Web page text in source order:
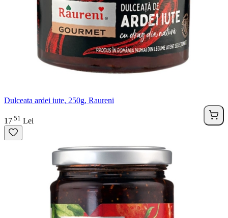
Dulceata ardei iute, 250g, Raureni
17 51 Lei